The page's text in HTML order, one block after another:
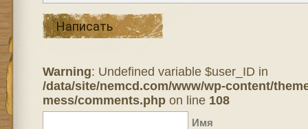
Написать
Warning: Undefined variable $user_ID in
/data/site/nemcd.com/www/wp-content/
mess/comments.phpon line 108
Имя